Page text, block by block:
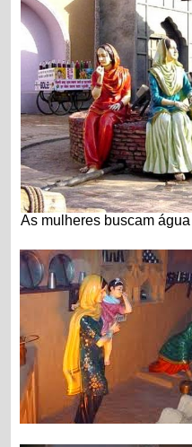
As mulheres buscam